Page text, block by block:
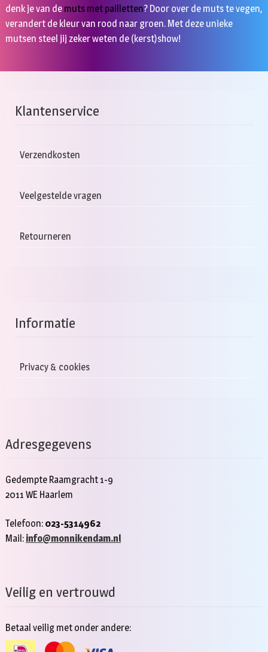
denk je van de muts met pailletten? Door over de muts te vegen,
verandert de kleur van rood naar groen. Met deze unieke
mutsen steel jij zeker weten de (kerst)show!
Klantenservice
Verzendkosten
Veelgestelde vragen
Retourneren
Informatie
Privacy & cookies
Adresgegevens
Gedempte Raamgracht 1-9
2011 WE Haarlem
Telefoon: 023-5314962
Mail: info@monnikendam.nl
Veilig en vertrouwd
Betaal veilig met onder andere: